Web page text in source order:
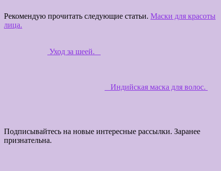
Рекомендую прочитать следующие статьи. Маски для красоты
лица.
Уход за шеей.
Индийская маска для волос.
Подписывайтесь на новые интересные рассылки. Заранее
признательна.